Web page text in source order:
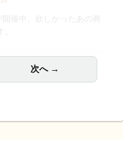
催中。欲しかったあの商
次へ →